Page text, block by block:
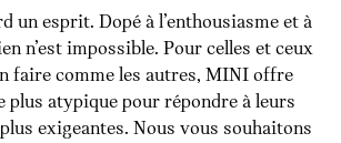
un esprit. Dopé à l’enthousiasme et à
n’est impossible. Pour celles et ceux
faire comme les autres, MINI offre
plus atypique pour répondre à leurs
exigeantes. Nous vous souhaitons